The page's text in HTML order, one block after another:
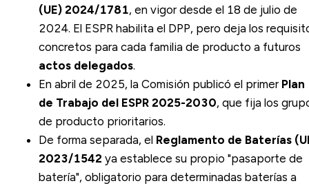
(UE) 2024/1781, en vigor desde el 18 de julio de
2024. El ESPR habilita el DPP, pero deja los
concretos para cada familia de producto a futuros
actos delegados.
En abril de 2025, la Comisión publicó el primer Plan
de Trabajo del ESPR 2025-2030, que fija los
de producto prioritarios.
De forma separada, el Reglamento de Baterías
2023/1542 ya establece su propio "pasaporte de
batería", obligatorio para determinadas baterías a